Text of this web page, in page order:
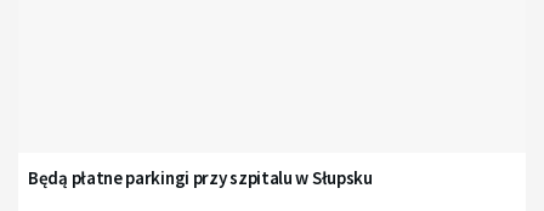
Będą płatne parkingi przy szpitalu w Słupsku